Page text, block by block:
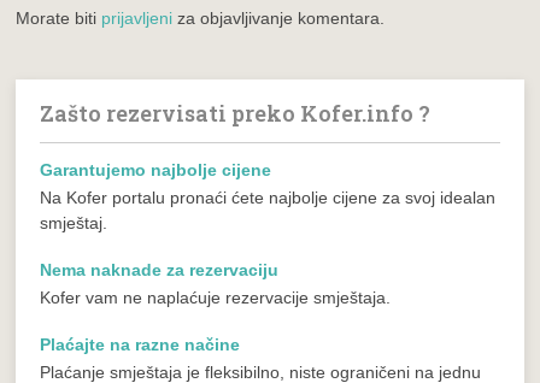
Morate biti prijavljeni za objavljivanje komentara.
Zašto rezervisati preko Kofer.info ?
Garantujemo najbolje cijene
Na Kofer portalu pronaći ćete najbolje cijene za svoj idealan
smještaj.
Nema naknade za rezervaciju
Kofer vam ne naplaćuje rezervacije smještaja.
Plaćajte na razne načine
Plaćanje smještaja je fleksibilno, niste ograničeni na jednu